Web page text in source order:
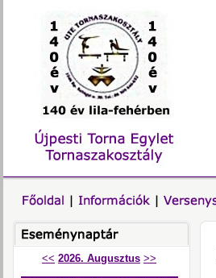
<< 2026. Augusztus >>